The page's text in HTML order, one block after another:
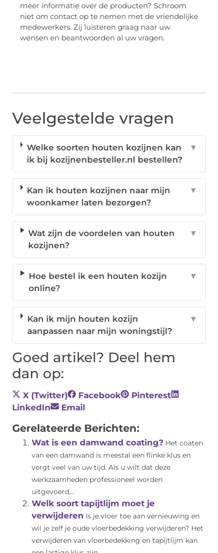
meer informatie over de producten? Schroom
niet om contact op te nemen met de vriendelijke
medewerkers. Zij luisteren graag naar uw
wensen en beantwoorden al uw vragen.
Veelgestelde vragen
Welke soorten houten kozijnen kan
ik bij kozijnenbesteller.nl bestellen?
▼
Kan ik houten kozijnen naar mijn
woonkamer laten bezorgen?
▼
Wat zijn de voordelen van houten
kozijnen?
▼
Hoe bestel ik een houten kozijn
online?
▼
Kan ik mijn houten kozijn
aanpassen naar mijn woningstijl?
▼
Goed artikel? Deel hem
dan op:
X (Twitter) Facebook
Pinterest
LinkedIn
Email
Gerelateerde Berichten:
Wat is een damwand coating? Het coaten
van een damwand is meestal een flinke klus en
vergt veel van uw tijd. Als u wilt dat deze
werkzaamheden professioneel worden
uitgevoerd,...
Welk soort tapijtlijm moet je
verwijderen Is je vloer toe aan vernieuwing en
wil je zelf je oude vloerbedekking verwijderen? Het
verwijderen van vloerbedekking en tapijtlijm kan